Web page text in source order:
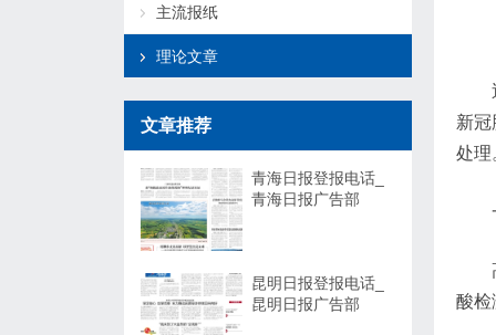
新
处理
酸检
主流报纸
理论文章
文章推荐
青海日报登报电话_
青海日报广告部
昆明日报登报电话_
昆明日报广告部